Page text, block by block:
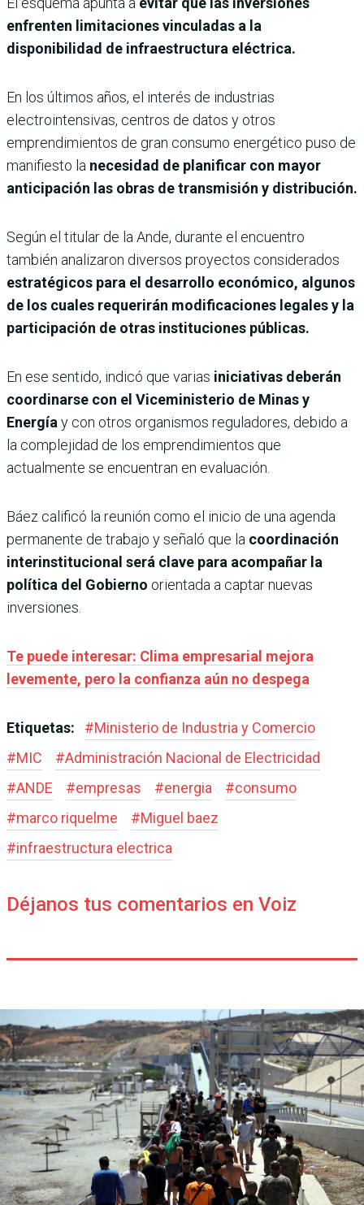
enfrenten limitaciones vinculadas a la
disponibilidad de infraestructura eléctrica.
En los últimos años, el interés de industrias
electrointensivas, centros de datos y otros
emprendimientos de gran consumo energético puso de
manifiesto la necesidad de planificar con mayor
anticipación las obras de transmisión y distribución.
Según el titular de la Ande, durante el encuentro
también analizaron diversos proyectos considerados
estratégicos para el desarrollo económico, algunos
de los cuales requerirán modificaciones legales y la
participación de otras instituciones públicas.
En ese sentido, indicó que varias iniciativas deberán
coordinarse con el Viceministerio de Minas y
Energía y con otros organismos reguladores, debido a
la complejidad de los emprendimientos que
actualmente se encuentran en evaluación.
Báez calificó la reunión como el inicio de una agenda
permanente de trabajo y señaló que la coordinación
interinstitucional será clave para acompañar la
política del Gobierno orientada a captar nuevas
inversiones.
Te puede interesar: Clima empresarial mejora
levemente, pero la confianza aún no despega
Etiquetas: #Ministerio de Industria y Comercio
#MIC #Administración Nacional de Electricidad
#ANDE #empresas #energia #consumo
#marco riquelme #Miguel baez
#infraestructura electrica
Déjanos tus comentarios en Voiz